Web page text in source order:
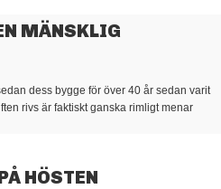
MÄNSKLIG
dess bygge för över 40 år sedan varit
rivs är faktiskt ganska rimligt menar
HÖSTEN